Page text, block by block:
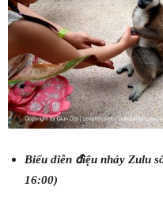
Biểu diễn điệu nhảy Zulu
16:00)